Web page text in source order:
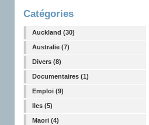
Catégories
Auckland (30)
Australie (7)
Divers (8)
Documentaires (1)
Emploi (9)
Iles (5)
Maori (4)